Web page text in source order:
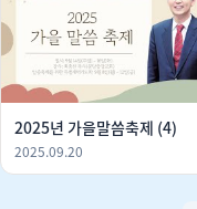
2025년 가을말씀축제 (4)
2025.09.20